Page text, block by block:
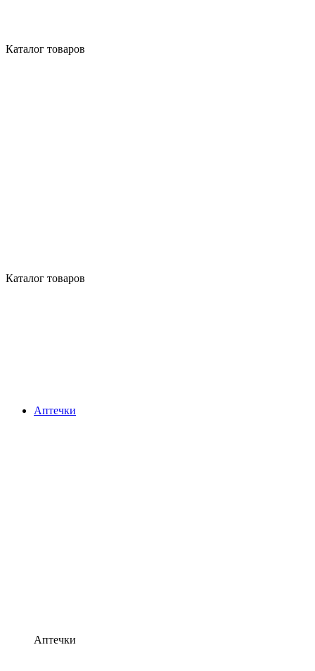
Каталог товаров
Каталог товаров
Аптечки
Аптечки